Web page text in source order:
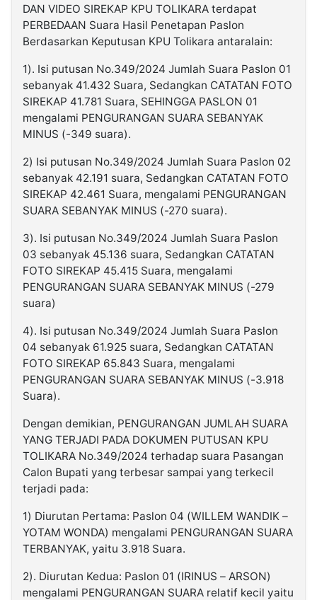
DAN VIDEO SIREKAP KPU TOLIKARA terdapat
PERBEDAAN Suara Hasil Penetapan Paslon
Berdasarkan Keputusan KPU Tolikara antaralain:
1). Isi putusan No.349/2024 Jumlah Suara Paslon 01
sebanyak 41.432 Suara, Sedangkan CATATAN FOTO
SIREKAP 41.781 Suara, SEHINGGA PASLON 01
mengalami PENGURANGAN SUARA SEBANYAK
MINUS (-349 suara).
2) Isi putusan No.349/2024 Jumlah Suara Paslon 02
sebanyak 42.191 suara, Sedangkan CATATAN FOTO
SIREKAP 42.461 Suara, mengalami PENGURANGAN
SUARA SEBANYAK MINUS (-270 suara).
3). Isi putusan No.349/2024 Jumlah Suara Paslon
03 sebanyak 45.136 suara, Sedangkan CATATAN
FOTO SIREKAP 45.415 Suara, mengalami
PENGURANGAN SUARA SEBANYAK MINUS (-279
suara)
4). Isi putusan No.349/2024 Jumlah Suara Paslon
04 sebanyak 61.925 suara, Sedangkan CATATAN
FOTO SIREKAP 65.843 Suara, mengalami
PENGURANGAN SUARA SEBANYAK MINUS (-3.918
Suara).
Dengan demikian, PENGURANGAN JUMLAH SUARA
YANG TERJADI PADA DOKUMEN PUTUSAN KPU
TOLIKARA No.349/2024 terhadap suara Pasangan
Calon Bupati yang terbesar sampai yang terkecil
terjadi pada:
1) Diurutan Pertama: Paslon 04 (WILLEM WANDIK –
YOTAM WONDA) mengalami PENGURANGAN SUARA
TERBANYAK, yaitu 3.918 Suara.
2). Diurutan Kedua: Paslon 01 (IRINUS – ARSON)
mengalami PENGURANGAN SUARA relatif kecil yaitu